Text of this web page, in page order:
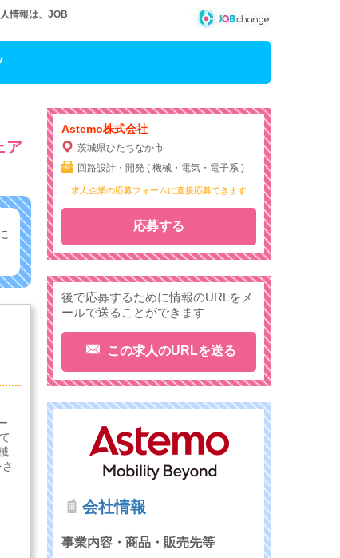
情報は、JOB
ア
Astemo株式会社
茨城県ひたちなか市
回路設計・開発 ( 機械・電気・電子系 )
求人企業の応募フォームに直接応募できます
応募する
後で応募するために情報のURLをメ
ールで送ることができます
この求人のURLを送る
会社情報
事業内容・商品・販売先等